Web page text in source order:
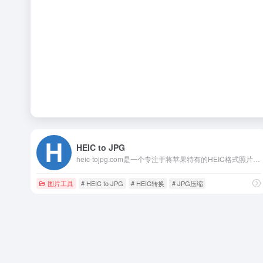
HEIC to JPG
图片工具 # HEIC to JPG # HEIC转换 # JPG压缩